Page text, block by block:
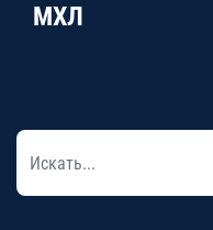
МХЛ